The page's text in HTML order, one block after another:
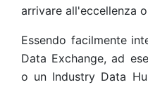
arrivare all'eccellenza
Essendo facilmente
Data Exchange, ad
o un Industry Data